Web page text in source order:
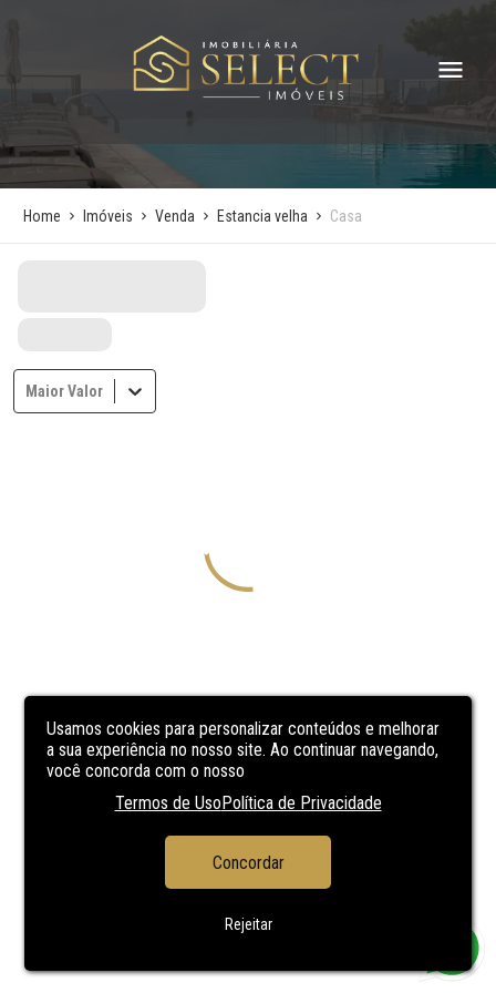
Usamos cookies para personalizar conteúdos e melhorar
a sua experiência no nosso site. Ao continuar navegando,
você concorda com o nosso
Termos de UsoPolítica de Privacidade
Concordar
Rejeitar
Home Imóveis Venda Estancia velha Casa
Maior Valor